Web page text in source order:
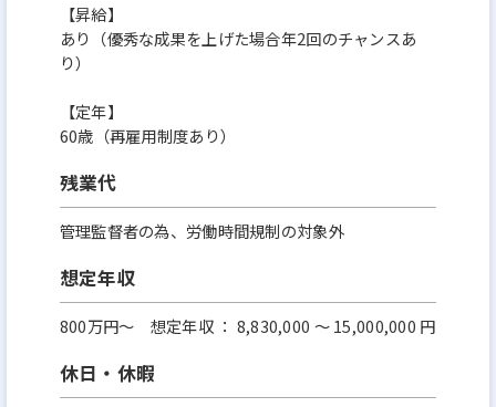
【昇給】
あり（優秀な成果を上げた場合年2回のチャンスあ
り）
【定年】
60歳（再雇用制度あり）
残業代
管理監督者の為、労働時間規制の対象外
想定年収
800万円〜 想定年収 ： 8,830,000 ～ 15,000,000 円
休日・休暇